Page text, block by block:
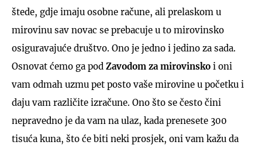
štede, gdje imaju osobne račune, ali prelaskom u
mirovinu sav novac se prebacuje u to mirovinsko
osiguravajuće društvo. Ono je jedno i jedino za sada.
Osnovat ćemo ga pod Zavodom za mirovinsko i oni
vam odmah uzmu pet posto vaše mirovine u početku i
daju vam različite izračune. Ono što se često čini
nepravedno je da vam na ulaz, kada prenesete 300
tisuća kuna, što će biti neki prosjek, oni vam kažu da